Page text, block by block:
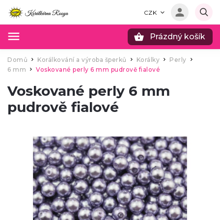
CZK
Prázdný košík
Domů / Korálkování a výroba šperků Korálky / Perly
6 mm / Voskované perly 6 mm pudrově fialové
Voskované perly 6 mm
pudrově fialové